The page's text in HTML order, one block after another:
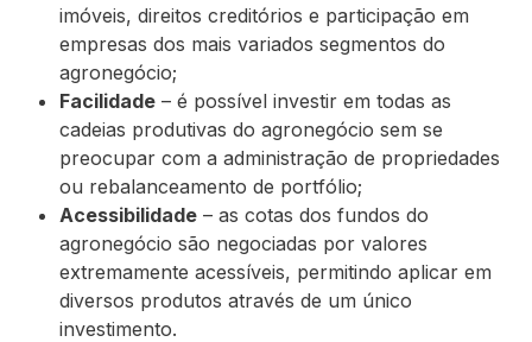
imóveis, direitos creditórios e participação em
empresas dos mais variados segmentos do
agronegócio;
Facilidade – é possível investir em todas as
cadeias produtivas do agronegócio sem se
preocupar com a administração de propriedades
ou rebalanceamento de portfólio;
Acessibilidade – as cotas dos fundos do
agronegócio são negociadas por valores
extremamente acessíveis, permitindo aplicar em
diversos produtos através de um único
investimento.